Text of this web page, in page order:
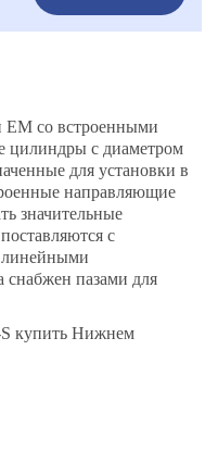
ЕМ со встроенными
цилиндры с диаметром
для установки в
направляющие
значительные
с
пазами для